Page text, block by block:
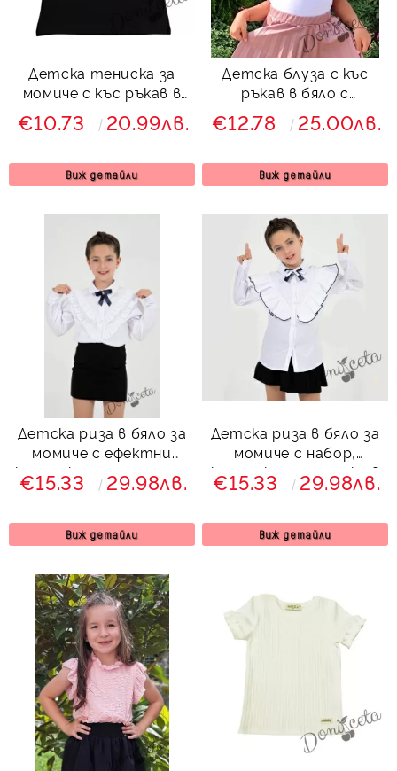
Детска тениска за
момиче с къс ръкав в
черно с надпис
€10.73 20.99лв.
Виж детайли
Детска блуза с къс
ръкав в бяло с
дантела отгоре и на
ръкавите
€12.78 25.00лв.
Виж детайли
Детска риза в бяло за
момиче с ефектни
къдрички и тъмносиня
панделка
€15.33 29.98лв.
Виж детайли
Детска риза в бяло за
момиче с набор,
къдрички и панделка в
тъмносиньо
€15.33 29.98лв.
Виж детайли